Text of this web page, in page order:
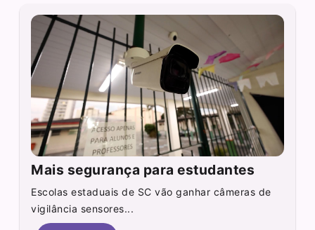
Mais segurança para estudantes
Escolas estaduais de SC vão ganhar câmeras de
vigilância sensores...